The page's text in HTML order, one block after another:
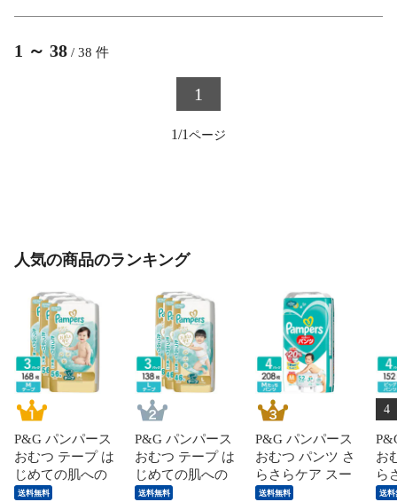
1 ～ 38 / 38 件
1
1/1
人気の商品のランキング
P&G パンパース
おむつ テープ は
じめての肌への
いちばん ウルト
送料無料
P&G パンパース
おむつ テープ は
じめての肌への
いちばん ウルト
送料無料
P&G パンパース
おむつ パンツ さ
らさらケア スー
パージャンボ M
送料無料
4
お
ら
パ
送料